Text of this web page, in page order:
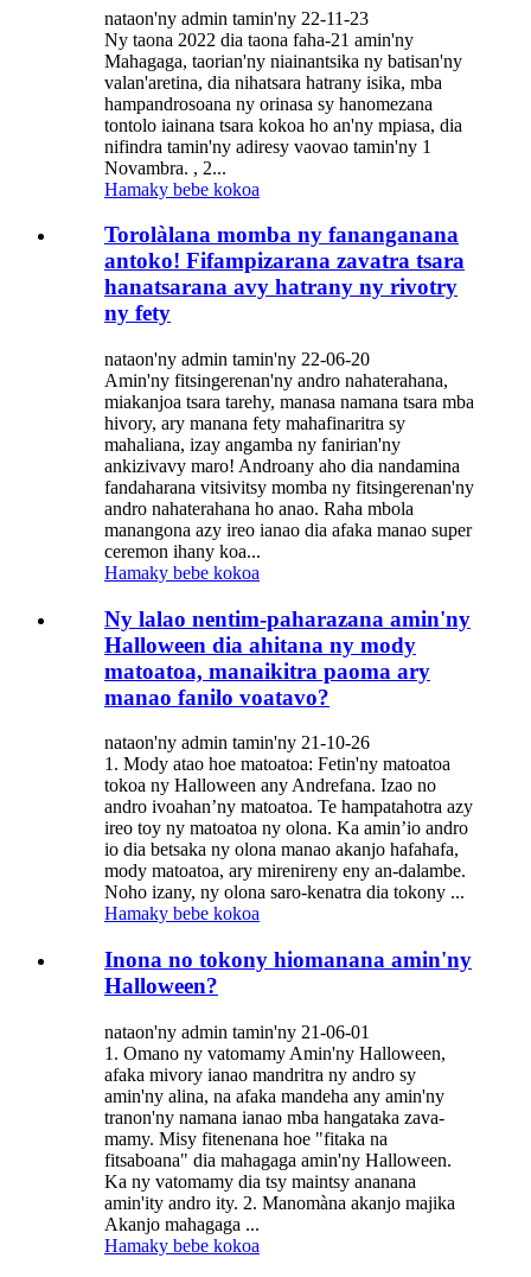
nataon'ny admin tamin'ny 22-11-23
Ny taona 2022 dia taona faha-21 amin'ny
Mahagaga, taorian'ny niainantsika ny batisan'ny
valan'aretina, dia nihatsara hatrany isika, mba
hampandrosoana ny orinasa sy hanomezana
tontolo iainana tsara kokoa ho an'ny mpiasa, dia
nifindra tamin'ny adiresy vaovao tamin'ny 1
Novambra. , 2...
Hamaky bebe kokoa
Torolàlana momba ny fananganana
antoko! Fifampizarana zavatra tsara
hanatsarana avy hatrany ny rivotry
ny fety
nataon'ny admin tamin'ny 22-06-20
Amin'ny fitsingerenan'ny andro nahaterahana,
miakanjoa tsara tarehy, manasa namana tsara mba
hivory, ary manana fety mahafinaritra sy
mahaliana, izay angamba ny fanirian'ny
ankizivavy maro! Androany aho dia nandamina
fandaharana vitsivitsy momba ny fitsingerenan'ny
andro nahaterahana ho anao. Raha mbola
manangona azy ireo ianao dia afaka manao super
ceremon ihany koa...
Hamaky bebe kokoa
Ny lalao nentim-paharazana amin'ny
Halloween dia ahitana ny mody
matoatoa, manaikitra paoma ary
manao fanilo voatavo?
nataon'ny admin tamin'ny 21-10-26
1. Mody atao hoe matoatoa: Fetin'ny matoatoa
tokoa ny Halloween any Andrefana. Izao no
andro ivoahan’ny matoatoa. Te hampatahotra azy
ireo toy ny matoatoa ny olona. Ka amin’io andro
io dia betsaka ny olona manao akanjo hafahafa,
mody matoatoa, ary mirenireny eny an-dalambe.
Noho izany, ny olona saro-kenatra dia tokony ...
Hamaky bebe kokoa
Inona no tokony hiomanana amin'ny
Halloween?
nataon'ny admin tamin'ny 21-06-01
1. Omano ny vatomamy Amin'ny Halloween,
afaka mivory ianao mandritra ny andro sy
amin'ny alina, na afaka mandeha any amin'ny
tranon'ny namana ianao mba hangataka zava-
mamy. Misy fitenenana hoe "fitaka na
fitsaboana" dia mahagaga amin'ny Halloween.
Ka ny vatomamy dia tsy maintsy ananana
amin'ity andro ity. 2. Manomàna akanjo majika
Akanjo mahagaga ...
Hamaky bebe kokoa